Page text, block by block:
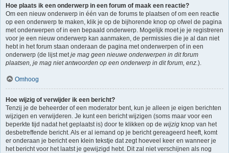
Hoe plaats ik een onderwerp in een forum of maak een reactie?
Om een nieuw onderwerp in één van de forums te plaatsen of om een reactie
op een onderwerp te maken, klik je op de bijhorende knop op ofwel de pagina
met onderwerpen of in een bepaald onderwerp. Mogelijk moet je je registreren
voor je een nieuw onderwerp kan aanmaken, de permissies die je al dan niet
hebt in het forum staan onderaan de pagina met onderwerpen of in een
onderwerp (de lijst metje mag geen nieuwe onderwerpen in dit forum
plaatsen, je mag niet antwoorden op een onderwerp in dit forum, enz.).
Omhoog
Hoe wijzig of verwijder ik een bericht?
Tenzij je de beheerder of een moderator bent, kun je alleen je eigen berichten
wijzigen en verwijderen. Je kunt een bericht wijzigen (soms maar voor een
beperkte tijd nadat het geplaatst is) door te klikken op de wijzig knop van het
desbetreffende bericht. Als er al iemand op je bericht gereageerd heeft, komt
er onderaan je bericht een klein tekstje dat zegt hoeveel keer en wanneer je
het bericht voor het laatst je gewijzigd hebt. Dit zal niet verschijnen als nog